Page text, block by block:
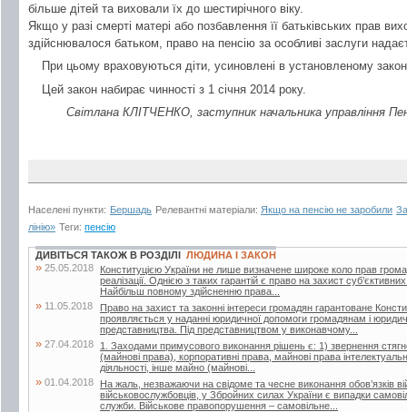
більше дітей та виховали їх до шестирічного віку.
Якщо у разі смерті матері або позбавлення її батьківських прав
здійснювалося батьком, право на пенсію за особливі заслуги
При цьому враховуються діти, усиновлені в установленому
Цей закон набирає чинності з 1 січня 2014 року.
Світлана КЛІТЧЕНКО, заступник начальника управління
Населені пункти: Бершадь Релевантні матеріали: Якщо на пенсію не заробили
лінію» Теги: пенсію
ДИВІТЬСЯ ТАКОЖ В РОЗДІЛІ ЛЮДИНА І ЗАКОН
» 25.05.2018
Конституцією України не лише визначене широке коло прав
реалізації. Однією з таких гарантій є право на захист
Найбільш повному здійсненню права...
» 11.05.2018
Право на захист та законні інтереси громадян гарантоване
проявляється у наданні юридичної допомоги громадянам і
представництва. Під представництвом у виконавчому...
» 27.04.2018
1. Заходами примусового виконання рішень є: 1) звернення
(майнові права), корпоративні права, майнові права
діяльності, інше майно (майнові...
» 01.04.2018
На жаль, незважаючи на свідоме та чесне виконання обов’язків
військовослужбовців, у Збройних силах України є випадки
служби. Військове правопорушення – самовільне...